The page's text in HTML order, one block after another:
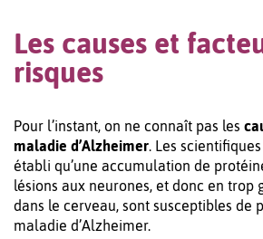
Les causes et
risques
Pour l’instant, on ne connaît pas les
maladie d’Alzheimer . Les
établi qu’une accumulation de
lésions aux neurones, et donc en trop
dans le cerveau, sont susceptibles de
maladie d’Alzheimer.